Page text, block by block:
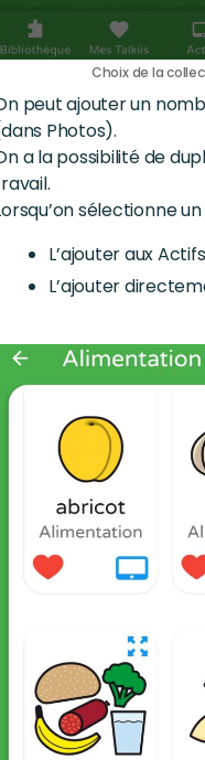
Choix de la
peut ajouter un
Photos).
a la possibilité de
sélectionne
L’ajouter aux
L’ajouter